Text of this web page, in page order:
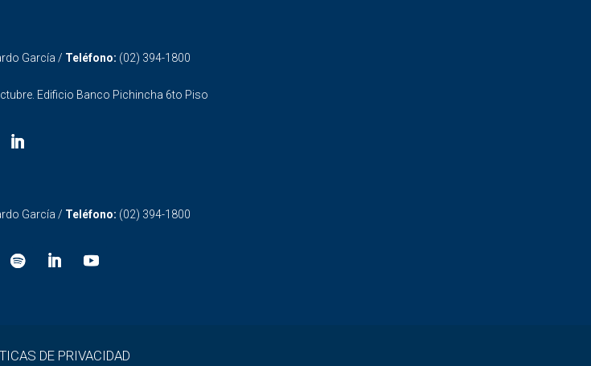
García / Teléfono: (02) 394-1800
Edificio Banco Pichincha 6to Piso
García / Teléfono: (02) 394-1800
DE PRIVACIDAD